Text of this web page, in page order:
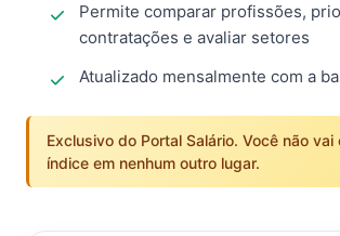
Permite comparar profissões,
contratações e avaliar setores
Atualizado mensalmente com a
Exclusivo do Portal Salário. Você não
índice em nenhum outro lugar.